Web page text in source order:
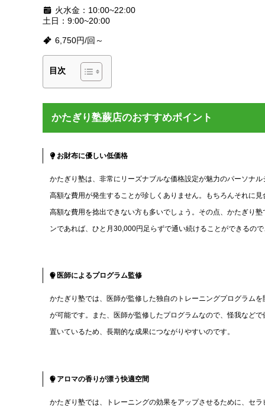
火水金：10:00~22:00
土日：9:00~20:00
6,750円/回～
目次
かたぎり塾蕨店のおすすめポイント
お財布に優しい低価格
かたぎり塾は、非常にリーズナブルな価格設定が魅力のパーソナ
高額な費用が発生することが珍しくありません。もちろんそれに
高額な費用を捻出できない方も多いでしょう。その点、かたぎり
ンであれば、ひと月30,000円足らずで通い続けることができるの
医師によるプログラム監修
かたぎり塾では、医師が監修した独自のトレーニングプログラム
が可能です。また、医師が監修したプログラムなので、怪我など
置いているため、長期的な成果につながりやすいのです。
アロマの香りが漂う快適空間
かたぎり塾では、トレーニングの効果をアップさせるために、セ